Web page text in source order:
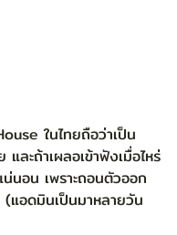
ในไทยถือว่าเป็น
และถ้าเผลอเข้าฟังเมื่อไหร่
นอน เพราะถอนตัวออก
(แอดมินเป็นมาหลายวัน